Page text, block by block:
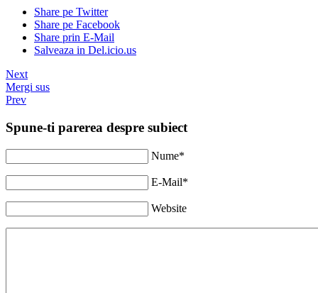
Share pe Twitter
Share pe Facebook
Share prin E-Mail
Salveaza in Del.icio.us
Next
Mergi sus
Prev
Spune-ti parerea despre subiect
Nume*
E-Mail*
Website